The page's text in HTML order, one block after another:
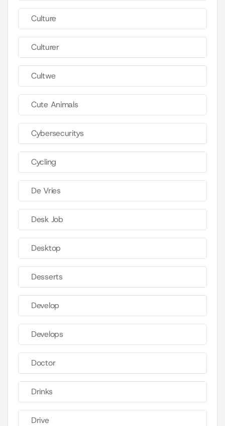
Culture
Culturer
Cultwe
Cute Animals
Cybersecuritys
Cycling
De Vries
Desk Job
Desktop
Desserts
Develop
Develops
Doctor
Drinks
Drive